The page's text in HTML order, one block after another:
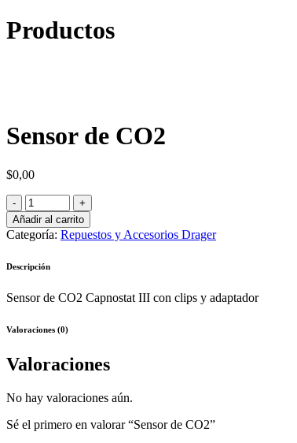
Productos
Sensor de CO2
$0,00
Añadir al carrito
Categoría: Repuestos y Accesorios Drager
Descripción
Sensor de CO2 Capnostat III con clips y adaptador
Valoraciones (0)
Valoraciones
No hay valoraciones aún.
Sé el primero en valorar “Sensor de CO2”